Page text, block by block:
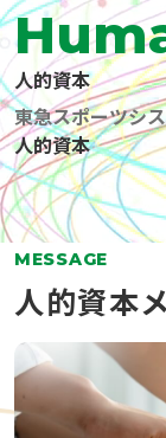
東急スポーツシ
人的資本
人的資本
MESSAGE
人的資本